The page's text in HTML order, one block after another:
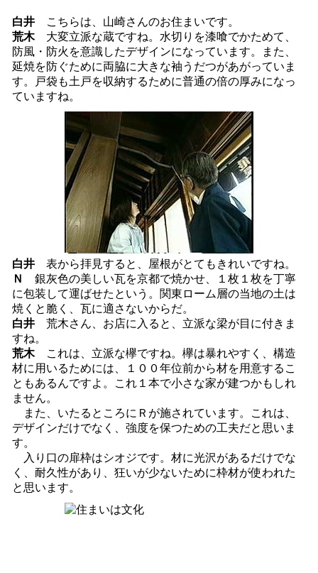
白井こちらは、山崎さんのお住まいです。
荒木大変立派な蔵ですね。水切りを漆喰でかためて、
防風・防火を意識したデザインになっています。また、
延焼を防ぐために両脇に大きな袖うだつがあがっていま
す。戸袋も土戸を収納するために普通の倍の厚みになっ
ていますね。
白井表から拝見すると、屋根がとてもきれいですね。
Ｎ
銀灰色の美しい瓦を京都で焼かせ、１枚１枚を丁寧
に包装して運ばせたという。関東ローム層の当地の土は
焼くと脆く、瓦に適さないからだ。
白井荒木さん、お店に入ると、立派な梁が目に付きま
すね。
荒木これは、立派な欅ですね。欅は暴れやすく、構造
材に用いるためには、１００年位前から材を用意するこ
ともあるんですよ。これ１本で小さな家が建つかもしれ
ません。
また、いたるところにＲが施されています。これは、
デザインだけでなく、強度を保つための工夫だと思いま
す。
入り口の扉枠はシオジです。材に光沢があるだけでな
く、耐久性があり、狂いが少ないために枠材が使われた
と思います。